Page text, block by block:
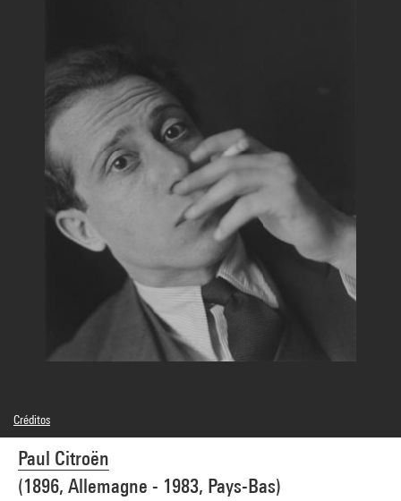
Paul Citroën
(1896, Allemagne - 1983, Pays-Bas)
Créditos
© Adagp, Paris
Créditos fotográficos : Centre Pompidou, MNAM-CCI/Georges Meguerditchian/Dist.
GrandPalaisRmn
Referencia de la imagen : 4N59425